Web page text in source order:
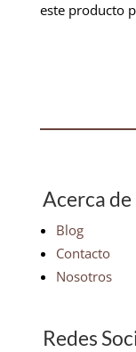
este producto
Acerca de
Blog
Contacto
Nosotros
Redes